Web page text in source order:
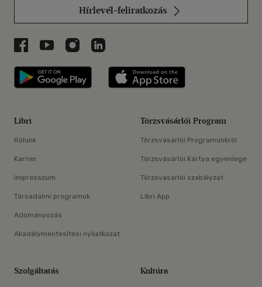
Hírlevél-feliratkozás
Libri a Facebookon
Libri a Youtube-on
Libri az Instagramon
Libri a LinkedInen
Libri applikáció Szerezd meg: Google
Libri
Rólunk
Karrier
Impresszum
Társadalmi programok
Adományozás
Akadálymentesítési nyilatkozat
Törzsvásárlói Program
Törzsvásárlói Programunkról
Törzsvásárlói Kártya egyenlege
Törzsvásárlói szabályzat
Libri App
Szolgáltatás Kultúra